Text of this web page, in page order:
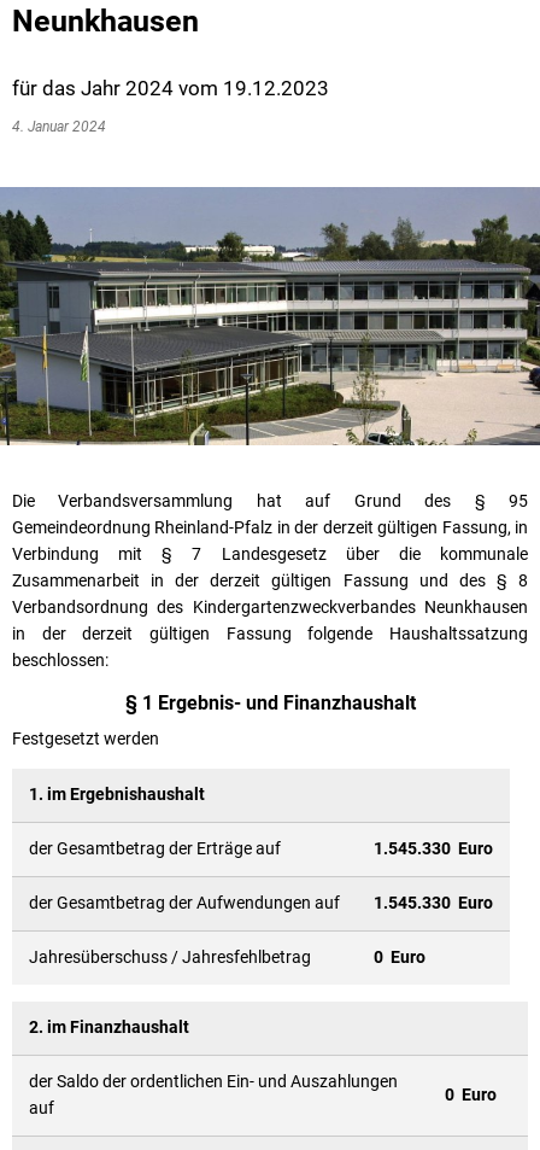
Neunkhausen
für das Jahr 2024 vom 19.12.2023
4. Januar 2024
Die Verbandsversammlung hat auf Grund des § 95
Gemeindeordnung Rheinland-Pfalz in der derzeit gültigen Fassung, in
Verbindung mit § 7 Landesgesetz über die kommunale
Zusammenarbeit in der derzeit gültigen Fassung und des § 8
Verbandsordnung des Kindergartenzweckverbandes Neunkhausen
in der derzeit gültigen Fassung folgende Haushaltssatzung
beschlossen:
§ 1 Ergebnis- und Finanzhaushalt
Festgesetzt werden
1. im Ergebnishaushalt
der Gesamtbetrag der Erträge auf 1.545.330 Euro
der Gesamtbetrag der Aufwendungen auf 1.545.330 Euro
Jahresüberschuss / Jahresfehlbetrag 0 Euro
2. im Finanzhaushalt
der Saldo der ordentlichen Ein- und Auszahlungen
auf
0 Euro